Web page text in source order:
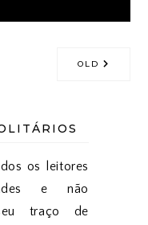
OLD
os leitores
e não
traço de